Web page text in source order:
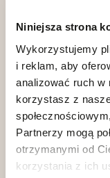
Niniejsza strona
Wykorzystujemy
i reklam, aby
analizować ruch w
korzystasz z
Partnerzy mogą
otrzymanymi od
korzystania z ich
O nas
Klub dla